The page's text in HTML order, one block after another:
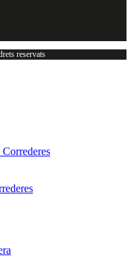
reservats